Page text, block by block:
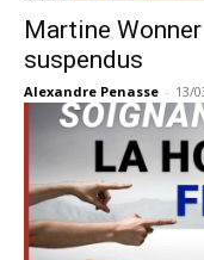
Martine
suspendus
Alexandre Penasse - 13/